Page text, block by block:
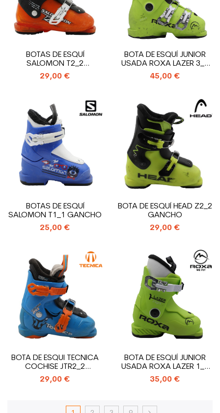
BOTAS DE ESQUÍ
SALOMON T2_2
GANCHOS
29,00 €
BOTA DE ESQUÍ JUNIOR
USADA ROXA LAZER 3_3
GANCHOS
45,00 €
BOTAS DE ESQUÍ
SALOMON T1_1 GANCHO
25,00 €
BOTA DE ESQUÍ HEAD Z2_2
GANCHO
29,00 €
BOTA DE ESQUI TECNICA
COCHISE JTR2_2
GANCHO
29,00 €
BOTA DE ESQUÍ JUNIOR
USADA ROXA LAZER 1_1
GANCHO
35,00 €